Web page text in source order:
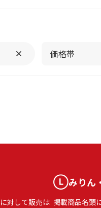
価格帯
対して販売は
みりん
掲載商品名頭